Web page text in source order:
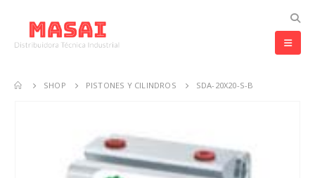
SHOP PISTONES Y CILINDROS SDA-20X20-S-B